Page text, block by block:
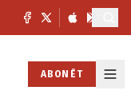
ABONĒT